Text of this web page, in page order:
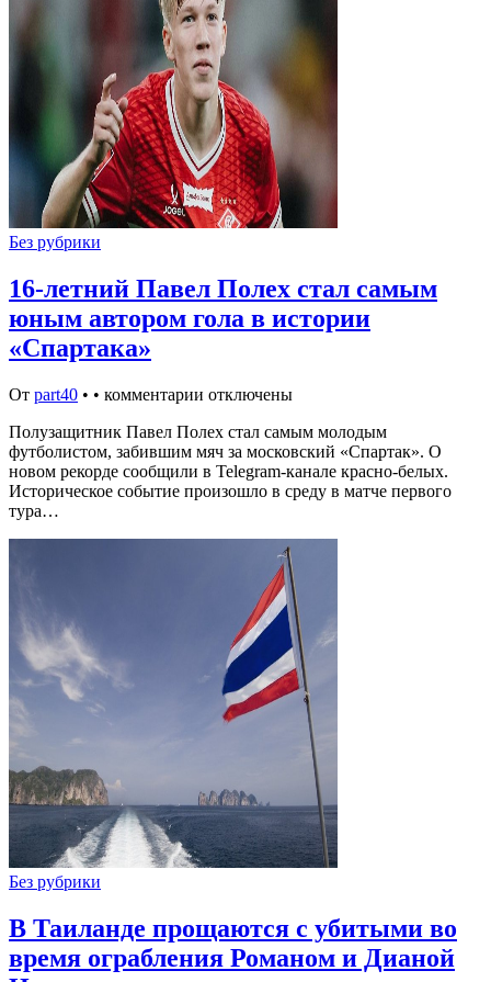
Без рубрики
16-летний Павел Полех стал самым
юным автором гола в истории
«Спартака»
От part40 • • комментарии отключены
Полузащитник Павел Полех стал самым молодым
футболистом, забившим мяч за московский «Спартак». О
новом рекорде сообщили в Telegram-канале красно-белых.
Историческое событие произошло в среду в матче первого
тура…
Без рубрики
В Таиланде прощаются с убитыми во
время ограбления Романом и Дианой